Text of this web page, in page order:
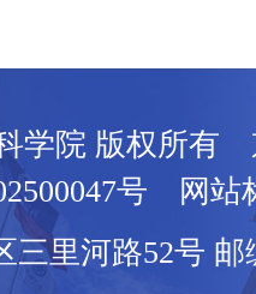
学院 版权所有
号 网站
里河路52号 邮